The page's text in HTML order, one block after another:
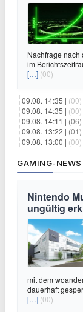
Nachfrage nach
im
[…] (00)
09.08. 14:35 | (00)
09.08. 14:35 | (00)
09.08. 14:11 | (06)
09.08. 13:22 | (01)
09.08. 13:00 | (00)
GAMING-NEWS
Nintendo
ungültig
mit dem
dauerhaft
[…] (00)